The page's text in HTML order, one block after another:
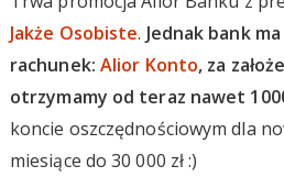
Jakże Osobiste. Jednak bank
rachunek: Alior Konto, za
otrzymamy od teraz nawet
koncie oszczędnościowym dla
miesiące do 30 000 zł :)